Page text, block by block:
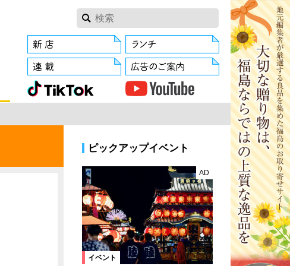
ピックアップイベント
イベント
AD